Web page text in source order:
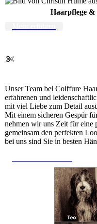
Haarpflege &
Unser Team bei Coiffure
erfahrenen und
mit viel Liebe zum Detail
Mit einem sicheren Gespür
nehmen wir uns Zeit für eine
gemeinsam den perfekten
bei uns sind Sie in besten